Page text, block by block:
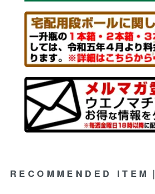
RECOMMENDED ITEM｜